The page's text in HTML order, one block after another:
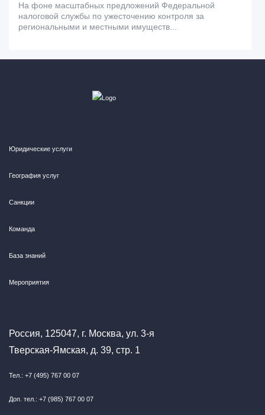
На фоне масштабных предложений Федеральной
налоговой службы по ужесточению контроля за
региональными и местными имуществ...
Юридические услуги
География услуг
Санкции
Команда
База знаний
Мероприятия
Россия, 125047, г. Москва, ул. 3-я
Тверская-Ямская, д. 39, стр. 1
Тел.: +7 (495) 767 00 07
Доп. тел.: +7 (985) 767 00 07